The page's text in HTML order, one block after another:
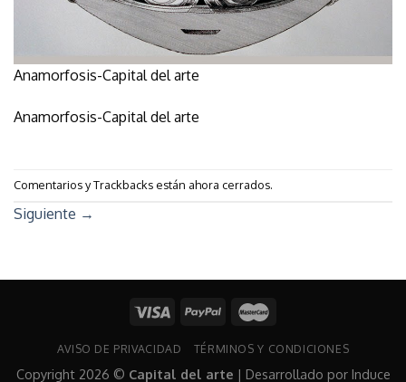
Anamorfosis-Capital del arte
Anamorfosis-Capital del arte
Comentarios y Trackbacks están ahora cerrados.
Siguiente →
AVISO DE PRIVACIDAD TÉRMINOS Y CONDICIONES
Copyright 2026 © Capital del arte | Desarrollado por Induce